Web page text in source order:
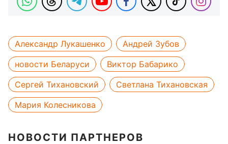
Александр Лукашенко
Андрей Зубов
новости Беларуси
Виктор Бабарико
Сергей Тихановский
Светлана Тихановская
Мария Колесникова
НОВОСТИ ПАРТНЕРОВ